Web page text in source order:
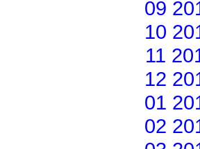
09
10
11
12
01
02